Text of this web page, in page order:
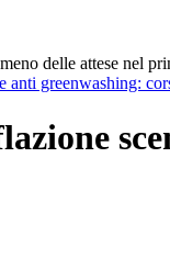
delle attese nel
anti greenwashing: